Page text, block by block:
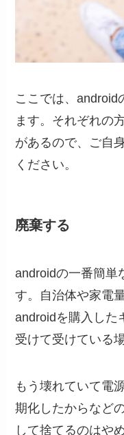
ここでは、android
ます。それぞれの
があるので、ご自
ください。
廃棄する
androidの一番簡単
す。自治体や家電
androidを購入した
受けて受けている
もう壊れていて電
期化したからなど
して捨てるのはや